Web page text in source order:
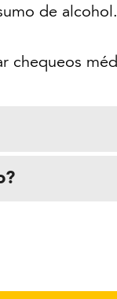
de alcohol.
chequeos